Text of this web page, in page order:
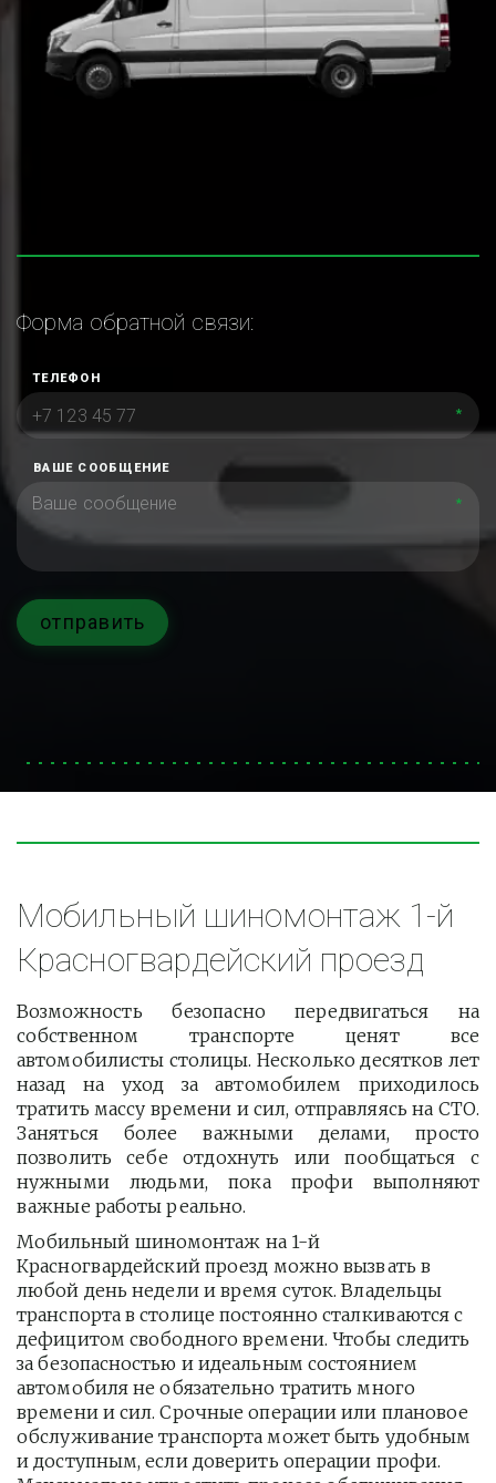
Форма обратной связи:
ТЕЛЕФОН
*
ВАШЕ СООБЩЕНИЕ
*
отправить
Мобильный шиномонтаж 1-й
Красногвардейский проезд
Возможность безопасно передвигаться на
собственном транспорте ценят все
автомобилисты столицы. Несколько десятков лет
назад на уход за автомобилем приходилось
тратить массу времени и сил, отправляясь на СТО.
Заняться более важными делами, просто
позволить себе отдохнуть или пообщаться с
нужными людьми, пока профи выполняют
важные работы реально.
Мобильный шиномонтаж на 1-й
Красногвардейский проезд можно вызвать в
любой день недели и время суток. Владельцы
транспорта в столице постоянно сталкиваются с
дефицитом свободного времени. Чтобы следить
за безопасностью и идеальным состоянием
автомобиля не обязательно тратить много
времени и сил. Срочные операции или плановое
обслуживание транспорта может быть удобным
и доступным, если доверить операции профи.